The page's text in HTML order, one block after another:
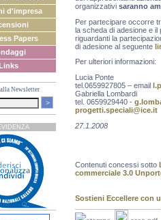
d'impresa
Papers
Newsletter
>
organizzativi saranno
Per partecipare occorre
la scheda di adesione e il
riguardanti la
di adesione al seguente
Per ulteriori informazioni:
Lucia Ponte
tel.0659927805 – email
Gabriella Lombardi
tel. 0659929440 -
progetti.speciali@ice.it
27.1.2008
Contenuti concessi sotto
commerciale 3.0
Sostieni Eccellere con